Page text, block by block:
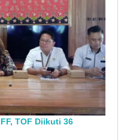
TOF Diikuti 36